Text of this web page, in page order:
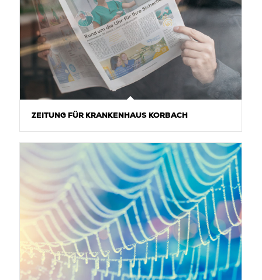
ZEITUNG FÜR KRANKENHAUS KORBACH